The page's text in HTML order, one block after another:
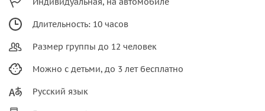
Длительность: 10 часов
Размер группы до 12 человек
Можно с детьми, до 3 лет бесплатно
Русский язык